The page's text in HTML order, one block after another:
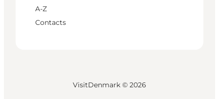
A-Z
Contacts
VisitDenmark © 2026